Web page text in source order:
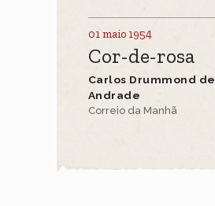
01 maio 1954
Cor-de-rosa
Carlos Drummond de
Andrade
Correio da Manhã